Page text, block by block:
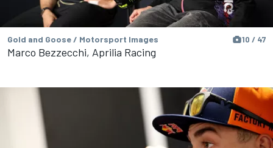
Gold and Goose / Motorsport Images 10 / 47
Marco Bezzecchi, Aprilia Racing